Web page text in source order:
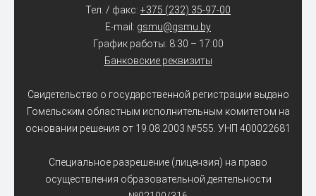
Тел. / факс: +375 (232) 35-97-00
E-mail: gsmu@gsmu.by
График работы: 8:30 – 17:00
Банковские реквизиты
Свидетельство о государственной регистрации выдано
Гомельским областным исполнительным комитетом на
основании решения от 19.08.2003 №555. УНП 400022681
Специальное разрешение (лицензия) на право
осуществления образовательной деятельности